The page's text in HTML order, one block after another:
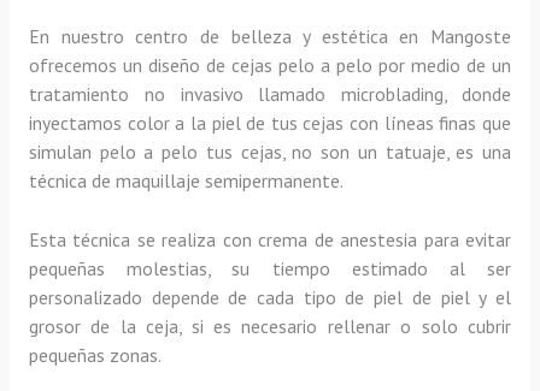
En nuestro centro de belleza y estética en Mangoste
ofrecemos un diseño de cejas pelo a pelo por medio de un
tratamiento no invasivo llamado microblading, donde
inyectamos color a la piel de tus cejas con líneas finas que
simulan pelo a pelo tus cejas, no son un tatuaje, es una
técnica de maquillaje semipermanente.
Esta técnica se realiza con crema de anestesia para evitar
pequeñas molestias, su tiempo estimado al ser
personalizado depende de cada tipo de piel de piel y el
grosor de la ceja, si es necesario rellenar o solo cubrir
pequeñas zonas.